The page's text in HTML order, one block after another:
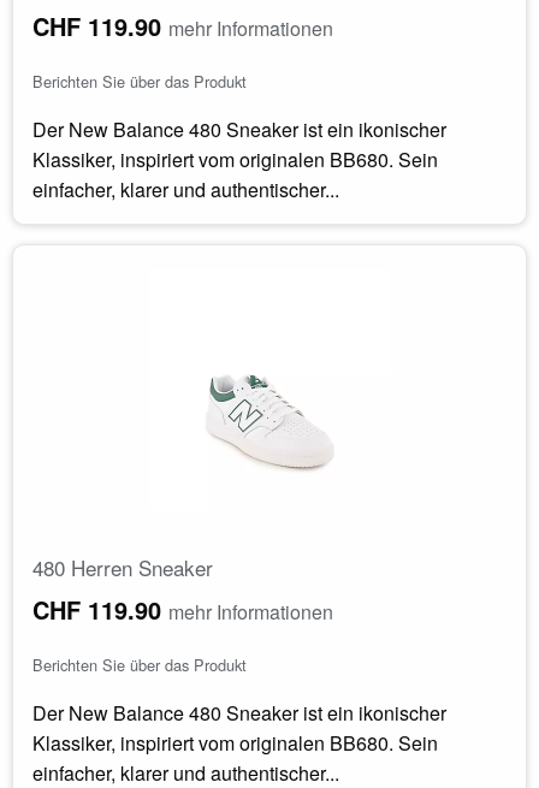
CHF 119.90 mehr Informationen
Berichten Sie über das Produkt
Der New Balance 480 Sneaker ist ein ikonischer
Klassiker, inspiriert vom originalen BB680. Sein
einfacher, klarer und authentischer...
480 Herren Sneaker
CHF 119.90 mehr Informationen
Berichten Sie über das Produkt
Der New Balance 480 Sneaker ist ein ikonischer
Klassiker, inspiriert vom originalen BB680. Sein
einfacher, klarer und authentischer...